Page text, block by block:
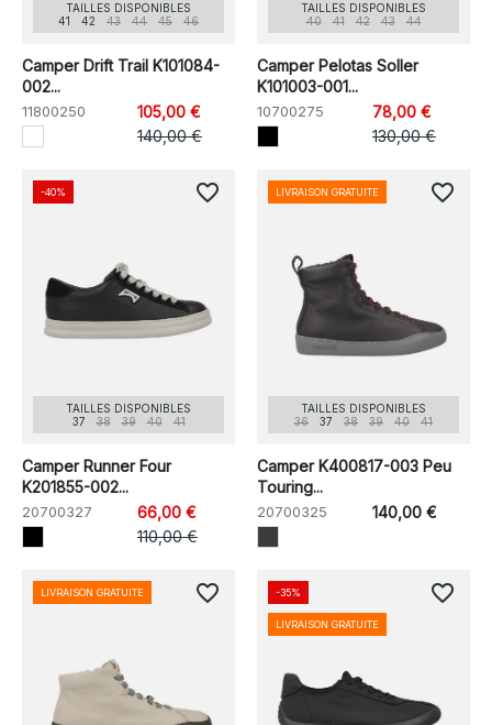
TAILLES DISPONIBLES
41
42 43 44 45 46
Camper Drift Trail K101084-
002...
11800250
105,00 €
140,00 €
TAILLES DISPONIBLES
40
41 42 43 44
Camper Pelotas Soller
K101003-001...
10700275
78,00 €
130,00 €
TAILLES DISPONIBLES
37
38 39 40 41
Camper Runner Four
K201855-002...
20700327
66,00 €
110,00 €
-40% favorite_border
TAILLES DISPONIBLES
36
37 38 39 40 41
Camper K400817-003 Peu
Touring...
20700325 140,00 €
LIVRAISON GRATUITE favorite_border
LIVRAISON GRATUITE favorite_border -35%
LIVRAISON GRATUITE
favorite_border